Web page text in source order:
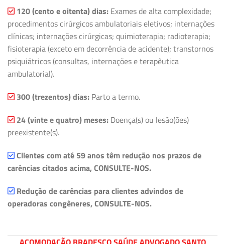
120 (cento e oitenta) dias: Exames de alta complexidade;
procedimentos cirúrgicos ambulatoriais eletivos; internações
clínicas; internações cirúrgicas; quimioterapia; radioterapia;
fisioterapia (exceto em decorrência de acidente); transtornos
psiquiátricos (consultas, internações e terapêutica
ambulatorial).
300 (trezentos) dias: Parto a termo.
24 (vinte e quatro) meses: Doença(s) ou lesão(ões)
preexistente(s).
Clientes com até 59 anos têm redução nos prazos de
carências citados acima, CONSULTE-NOS.
Redução de carências para clientes advindos de
operadoras congêneres, CONSULTE-NOS.